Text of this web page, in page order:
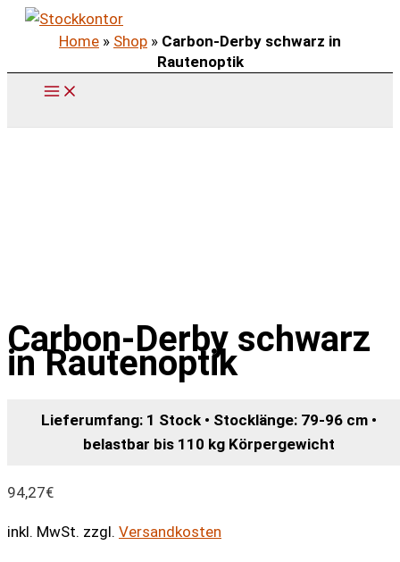
Zum
Home » Shop » Carbon-Derby schwarz in
Rautenoptik
Carbon-Derby schwarz
in Rautenoptik
Lieferumfang: 1 Stock • Stocklänge: 79-96 cm •
belastbar bis 110 kg Körpergewicht
94,27€
inkl. MwSt. zzgl. Versandkosten